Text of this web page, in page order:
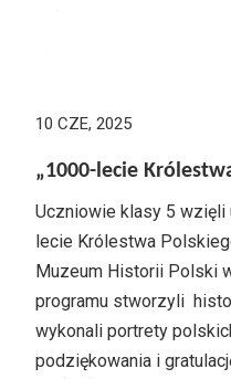
10 CZE, 2025
„1000-lecie
Uczniowie klasy 5 wzięli
lecie Królestwa
Muzeum Historii Polski
programu stworzyli
wykonali portrety
podziękowania i